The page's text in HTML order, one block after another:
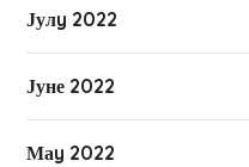
Јулy 2022
Јуне 2022
Маy 2022